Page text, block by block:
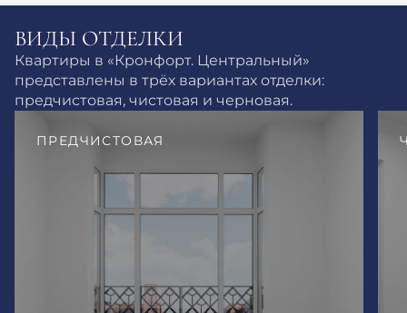
ВИДЫ ОТДЕЛКИ
Квартиры в «Кронфорт. Центральный»
представлены в трёх вариантах отделки:
предчистовая, чистовая и черновая.
ПРЕДЧИСТОВАЯ